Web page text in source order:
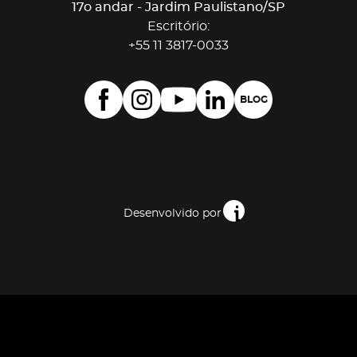
17o andar - Jardim Paulistano/SP
Escritório:
+55 11 3817-0033
BLOG
Desenvolvido por